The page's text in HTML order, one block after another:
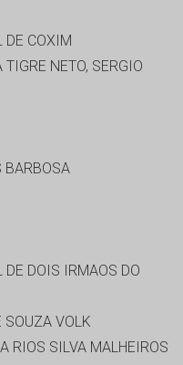
DE COXIM
TIGRE NETO, SERGIO
BARBOSA
DE DOIS IRMAOS DO
SOUZA VOLK
RIOS SILVA MALHEIROS